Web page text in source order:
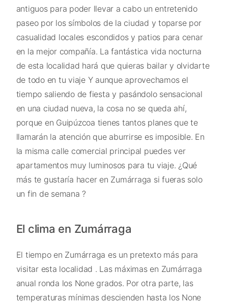
antiguos para poder llevar a cabo un entretenido
paseo por los símbolos de la ciudad y toparse por
casualidad locales escondidos y patios para cenar
en la mejor compañía. La fantástica vida nocturna
de esta localidad hará que quieras bailar y olvidarte
de todo en tu viaje Y aunque aprovechamos el
tiempo saliendo de fiesta y pasándolo sensacional
en una ciudad nueva, la cosa no se queda ahí,
porque en Guipúzcoa tienes tantos planes que te
llamarán la atención que aburrirse es imposible. En
la misma calle comercial principal puedes ver
apartamentos muy luminosos para tu viaje. ¿Qué
más te gustaría hacer en Zumárraga si fueras solo
un fin de semana ?
El clima en Zumárraga
El tiempo en Zumárraga es un pretexto más para
visitar esta localidad . Las máximas en Zumárraga
anual ronda los None grados. Por otra parte, las
temperaturas mínimas descienden hasta los None